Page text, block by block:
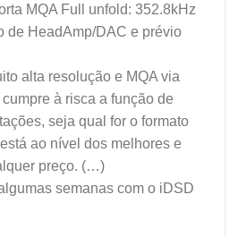
MQA Full unfold: 352.8kHz
de HeadAmp/DAC e prévio
alta resolução e MQA via
à risca a função de
seja qual for o formato
ao nível dos melhores e
preço. (…)
semanas com o iDSD